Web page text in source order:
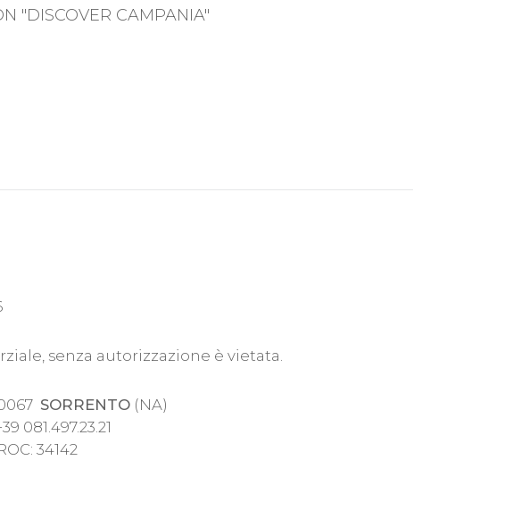
"DISCOVER CAMPANIA"
senza autorizzazione è vietata.
SORRENTO (NA)
081.497.23.21
34142